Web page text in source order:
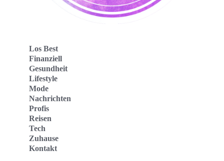
Los Best
Finanziell
Gesundheit
Lifestyle
Mode
Nachrichten
Profis
Reisen
Tech
Zuhause
Kontakt